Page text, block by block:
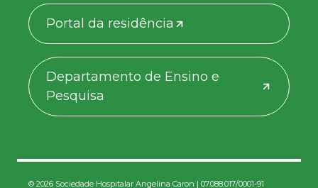
Portal da residência
Departamento de Ensino e
Pesquisa
© 2026 Sociedade Hospitalar Angelina Caron | 07.088.017/0001-91